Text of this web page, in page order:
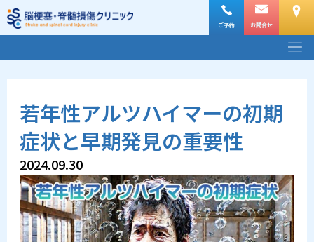
内
容
ご予約 お問合せ
メ
ニ
若年性アルツハイマーの初期
症状と早期発見の重要性
2024.09.30